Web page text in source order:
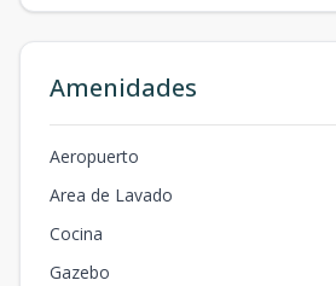
Amenidades
Aeropuerto
Area de Lavado
Cocina
Gazebo